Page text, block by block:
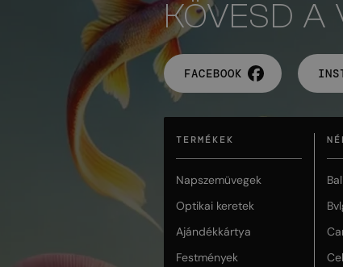
KÖVESD A
FACEBOOK
TERMÉKEK
Napszemüvegek
Optikai keretek
Ajándékkártya
Festmények